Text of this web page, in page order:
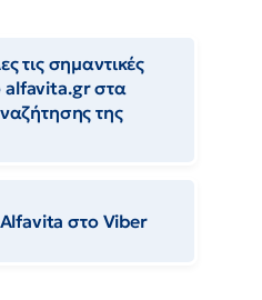
τις σημαντικές
alfavita.gr στα
της
στο Viber